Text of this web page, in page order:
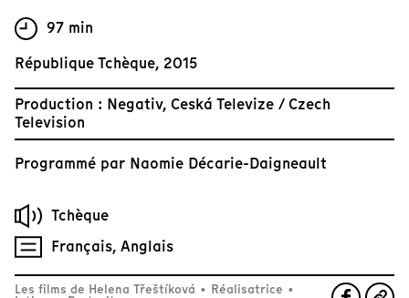
97 min
République Tchèque, 2015
Production : Negativ, Ceská Televize / Czech
Television
Programmé par Naomie Décarie-Daigneault
Tchèque
Français, Anglais
Les films de Helena Třeštíková • Réalisatrice •